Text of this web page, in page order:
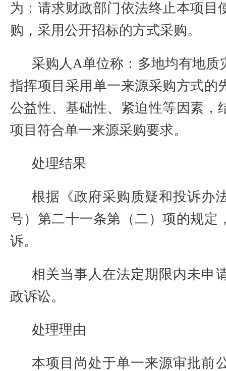
为：请求财政部门依法终止本项目
购，采用公开招标的方式采购。
采购人A单位称：多地均有地质
指挥项目采用单一来源采购方式的
公益性、基础性、紧迫性等因素，
项目符合单一来源采购要求。
处理结果
根据《政府采购质疑和投诉办
号）第二十一条第（二）项的规定
诉。
相关当事人在法定期限内未申
政诉讼。
处理理由
本项目尚处于单一来源审批前